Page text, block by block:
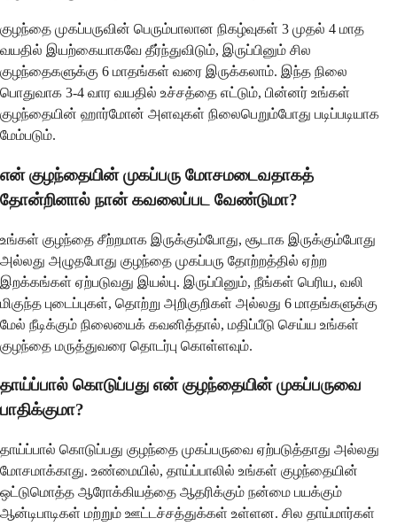
குழந்தை முகப்பருவின் பெரும்பாலான நிகழ்வுகள் 3 முதல் 4 மாத
வயதில் இயற்கையாகவே தீர்ந்துவிடும், இருப்பினும் சில
குழந்தைகளுக்கு 6 மாதங்கள் வரை இருக்கலாம். இந்த நிலை
பொதுவாக 3-4 வார வயதில் உச்சத்தை எட்டும், பின்னர் உங்கள்
குழந்தையின் ஹார்மோன் அளவுகள் நிலைபெறும்போது படிப்படியாக
மேம்படும்.
என் குழந்தையின் முகப்பரு மோசமடைவதாகத்
தோன்றினால் நான் கவலைப்பட வேண்டுமா?
உங்கள் குழந்தை சீற்றமாக இருக்கும்போது, சூடாக இருக்கும்போது
அல்லது அழுதபோது குழந்தை முகப்பரு தோற்றத்தில் ஏற்ற
இறக்கங்கள் ஏற்படுவது இயல்பு. இருப்பினும், நீங்கள் பெரிய, வலி
மிகுந்த புடைப்புகள், தொற்று அறிகுறிகள் அல்லது 6 மாதங்களுக்கு
மேல் நீடிக்கும் நிலையைக் கவனித்தால், மதிப்பீடு செய்ய உங்கள்
குழந்தை மருத்துவரை தொடர்பு கொள்ளவும்.
தாய்ப்பால் கொடுப்பது என் குழந்தையின் முகப்பருவை
பாதிக்குமா?
தாய்ப்பால் கொடுப்பது குழந்தை முகப்பருவை ஏற்படுத்தாது அல்லது
மோசமாக்காது. உண்மையில், தாய்ப்பாலில் உங்கள் குழந்தையின்
ஒட்டுமொத்த ஆரோக்கியத்தை ஆதரிக்கும் நன்மை பயக்கும்
ஆன்டிபாடிகள் மற்றும் ஊட்டச்சத்துக்கள் உள்ளன. சில தாய்மார்கள்